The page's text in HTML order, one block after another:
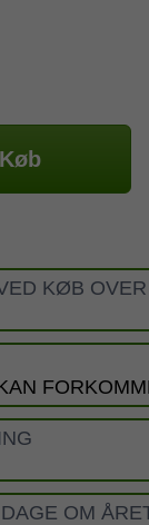
KØB
OM